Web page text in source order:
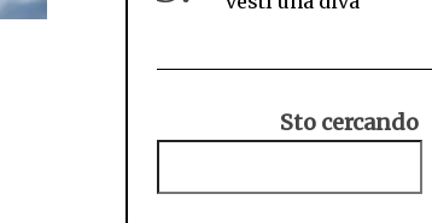
Sto cercando